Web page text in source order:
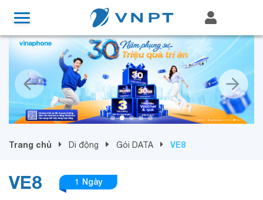
Trang chủ Di động Gói DATA VE8
VE8 1 Ngày